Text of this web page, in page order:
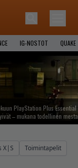
IG-NOSTOT QUAKE
PlayStation Plus
– mukana todellinen
X|S
Toimintapelit